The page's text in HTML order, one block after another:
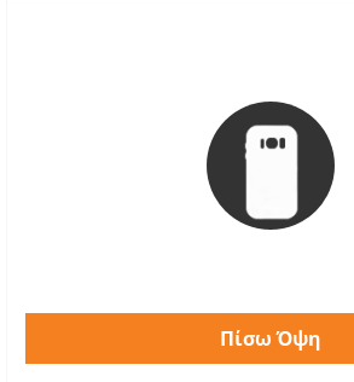
Πίσω Όψη